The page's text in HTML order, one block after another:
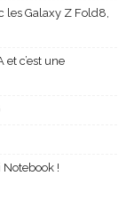
les Galaxy Z Fold8,
et c’est une
!